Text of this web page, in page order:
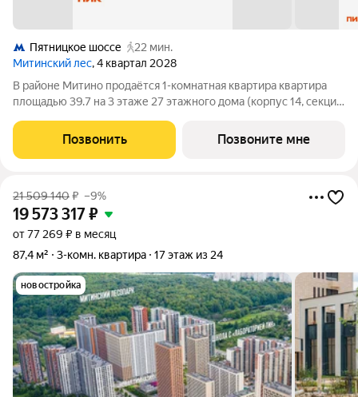
Пятницкое шоссе
22 мин.
Митинский лес, 4 квартал 2028
В районе Митино продаётся 1-комнатная квартира квартира
площадью 39.7 на 3 этаже 27 этажного дома (корпус 14, секция
минут пешком до станции метро «Пятницкое шоссе». 8 минут
на автомобиле до
Позвонить Позвоните мне
21 509 140₽ –9%
19 573 317₽
от 77 269 ₽ в месяц
87,4 м²
3-комн. квартира 17 этаж из 24
новостройка